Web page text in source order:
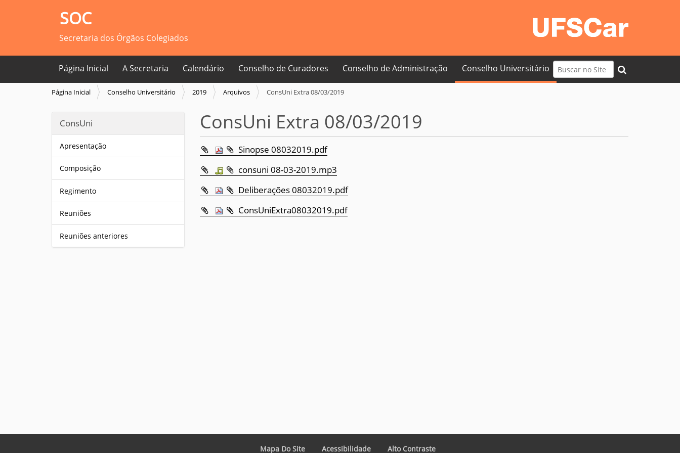
SOC
Secretaria dos Órgãos Colegiados
Busca
Busca Avançada…
Página Inicial A Secretaria Calendário Conselho de Curadores Conselho de Administração Conselho Universitário
V
e
t
Página Inicial Conselho Universitário 2019 Arquivos ConsUni Extra 08/03/2019
ConsUni
Apresentação
Composição
Regimento
Reuniões
Reuniões anteriores
ConsUni Extra 08/03/2019
Sinopse 08032019.pdf
consuni 08-03-2019.mp3
Deliberações 08032019.pdf
ConsUniExtra08032019.pdf
Mapa Do Site Acessibilidade Alto Contraste